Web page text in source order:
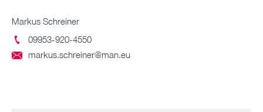
Markus Schreiner

09953-920-4550

markus.schreiner@man.eu